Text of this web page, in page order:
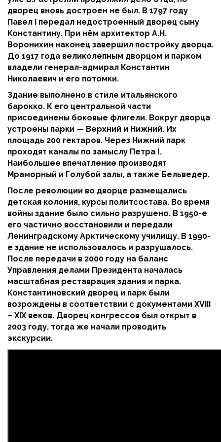
дворец вновь достроен не был. В 1797 году
Павел I передал недостроенный дворец сыну
Константину. При нём архитектор А.Н.
Воронихин наконец завершил постройку дворца.
До 1917 года великолепным дворцом и парком
владели генерал-адмирал Константин
Николаевич и его потомки.
Здание выполнено в стиле итальянского
барокко. К его центральной части
присоединены боковые флигели. Вокруг дворца
устроены парки — Верхний и Нижний. Их
площадь 200 гектаров. Через Нижний парк
проходят каналы по замыслу Петра I.
Наибольшее впечатление производят
Мраморный и Голубой залы, а также Бельведер.
После революции во дворце размещались
детская колония, курсы политсостава. Во время
войны здание было сильно разрушено. В 1950-е
его частично восстановили и передали
Ленинградскому Арктическому училищу. В 1990-
е здание не использовалось и разрушалось.
После передачи в 2000 году на баланс
Управления делами Президента началась
масштабная реставрация здания и парка.
Константиновский дворец и парк были
возрождены в соответствии с документами XVIII
– XIX веков. Дворец конгрессов был открыт в
2003 году, тогда же начали проводить
экскурсии.